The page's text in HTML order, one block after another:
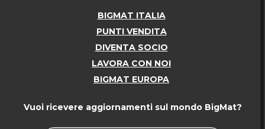
BIGMAT ITALIA
PUNTI VENDITA
DIVENTA SOCIO
LAVORA CON NOI
BIGMAT EUROPA
Vuoi ricevere aggiornamenti sul mondo BigMat?